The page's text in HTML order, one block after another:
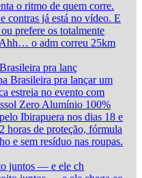
pra lanç
juntos — e ele ch